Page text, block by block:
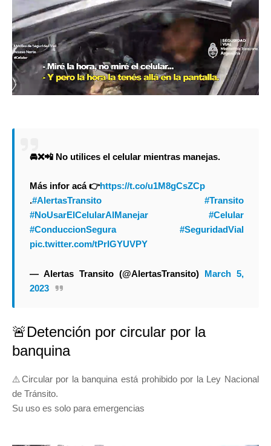
🚘❌📲 No utilices el celular mientras manejas.
Más infor acá 👉https://t.co/u1M8gCsZCp
.#AlertasTransito
#Transito
#NoUsarElCelularAlManejar
#Celular
#ConduccionSegura
#SeguridadVial
pic.twitter.com/tPrIGYUVPY
— Alertas Transito (@AlertasTransito) March 5,
2023
🚨Detención por circular por la
banquina
⚠️Circular por la banquina está prohibido por la Ley Nacional
de Tránsito.
Su uso es solo para emergencias